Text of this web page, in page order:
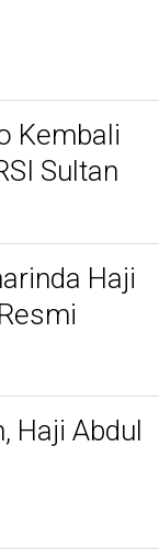
Kembali
Sultan
Haji
Haji Abdul